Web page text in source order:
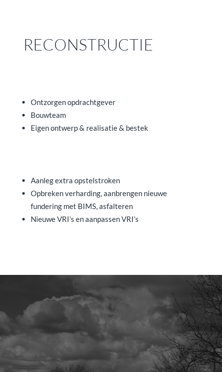
RECONSTRUCTIE
Ontzorgen opdrachtgever
Bouwteam
Eigen ontwerp & realisatie & bestek
Aanleg extra opstelstroken
Opbreken verharding, aanbrengen nieuwe
fundering met BIMS, asfalteren
Nieuwe VRI’s en aanpassen VRI’s